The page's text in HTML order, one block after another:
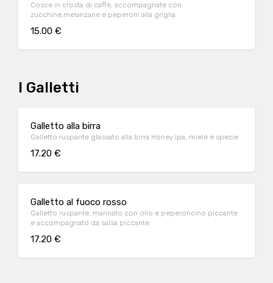
Cosce in crosta di caffè, accompagnate con
zucchine,melanzane e peperoni alla griglia
15.00 €
I Galletti
Galletto alla birra
Galletto ruspante glassato alla birra Honey Ipa, miele e spezie
17.20 €
Galletto al fuoco rosso
Galletto ruspante, marinato con olio e peperoncino piccante
e accompagnato da salsa piccante
17.20 €